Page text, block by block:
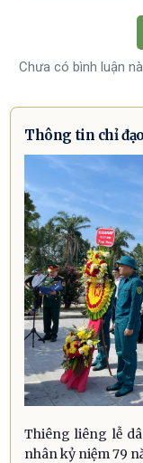
Chưa có bình luận
Thông tin chỉ
Thiêng liêng lễ
nhân kỷ niệm 79